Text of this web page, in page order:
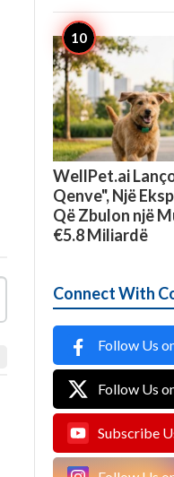
WellPet.ai
Qenve", Një
Që Zbulon një
€5.8 Miliardë
Connect With
Follow Us
Follow Us
Subscribe